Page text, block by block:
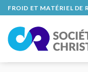
Skip
to
content
FROID ET MATÉRIEL DE